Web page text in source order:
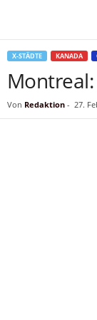
X-STÄDTE KANADA
Von Redaktion - 27.